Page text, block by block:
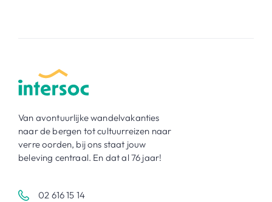
Van avontuurlijke wandelvakanties
naar de bergen tot cultuurreizen naar
verre oorden, bij ons staat jouw
beleving centraal. En dat al 76 jaar!
02 616 15 14